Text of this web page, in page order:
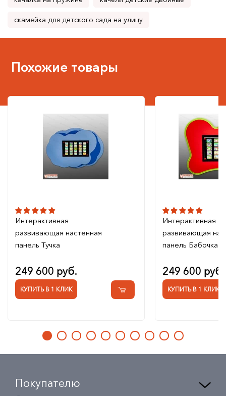
скамейка для детского сада на улицу
Похожие товары
Интерактивная
развивающая настенная
панель Тучка
249 600 руб.
КУПИТЬ В 1 КЛИК
Интерактивная
развивающая
панель Бабочка
249 600 руб.
КУПИТЬ В 1 КЛИК
Покупателю